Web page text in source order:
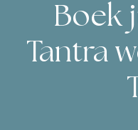
Boek
Tantra